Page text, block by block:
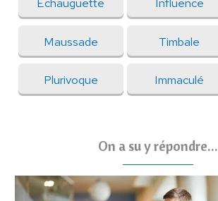
Echauguette Influence
Maussade Timbale
Plurivoque Immaculé
On a su y répondre...